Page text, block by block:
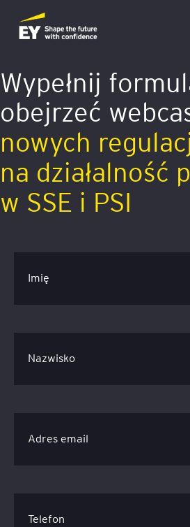
Wypełnij
obejrzeć
nowych
na działalność
w SSE i PSI
Imię
Nazwisko
Adres email
Telefon